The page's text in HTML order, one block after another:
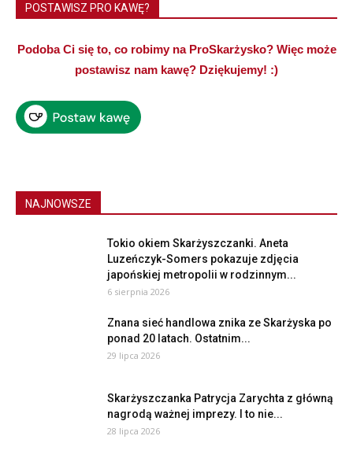
POSTAWISZ PRO KAWĘ?
Podoba Ci się to, co robimy na ProSkarżysko? Więc może
postawisz nam kawę? Dziękujemy! :)
NAJNOWSZE
Tokio okiem Skarżyszczanki. Aneta
Luzeńczyk-Somers pokazuje zdjęcia
japońskiej metropolii w rodzinnym...
6 sierpnia 2026
Znana sieć handlowa znika ze Skarżyska po
ponad 20 latach. Ostatnim...
29 lipca 2026
Skarżyszczanka Patrycja Zarychta z główną
nagrodą ważnej imprezy. I to nie...
28 lipca 2026